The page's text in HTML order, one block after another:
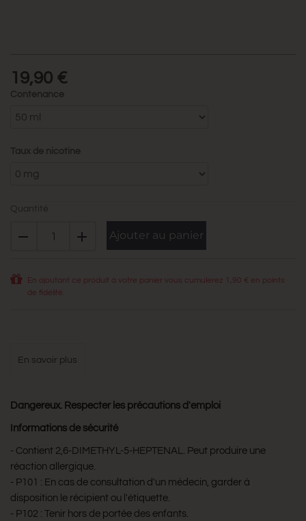
19,90 €
Contenance
Taux de nicotine
Quantité
Ajouter au panier
En ajoutant ce produit à votre panier vous cumulerez 1,90 € en points
de fidélité.
en savoir plus
Dangereux. Respecter les précautions d'emploi
Informations de sécurité
- Contient 2,6-DIMETHYL-5-HEPTENAL. Peut produire une
réaction allergique.
- P101 : En cas de consultation d'un médecin, garder à
disposition le récipient ou l'étiquette.
- P102 : Tenir hors de portée des enfants.